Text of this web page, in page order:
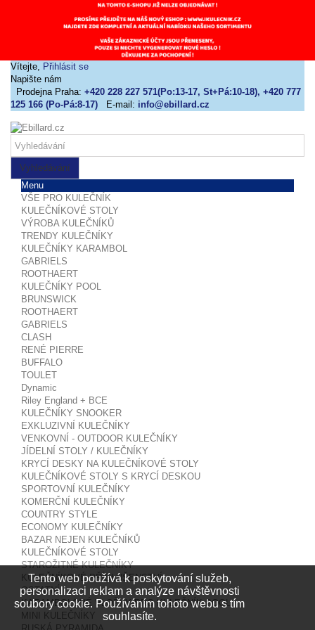
Vítejte, Přihlásit se
Napište nám
Prodejna Praha: +420 228 227 571(Po:13-17, St+Pá:10-18), +420 777
125 166 (Po-Pá:8-17)
E-mail: info@ebillard.cz
Vyhledávání
Menu
VŠE PRO KULEČNÍK
KULEČNÍKOVÉ STOLY
VÝROBA KULEČNÍKŮ
TRENDY KULEČNÍKY
KULEČNÍKY KARAMBOL
GABRIELS
ROOTHAERT
KULEČNÍKY POOL
BRUNSWICK
ROOTHAERT
GABRIELS
CLASH
RENÉ PIERRE
BUFFALO
TOULET
Dynamic
Riley England + BCE
KULEČNÍKY SNOOKER
EXKLUZIVNÍ KULEČNÍKY
VENKOVNÍ - OUTDOOR KULEČNÍKY
JÍDELNÍ STOLY / KULEČNÍKY
KRYCÍ DESKY NA KULEČNÍKOVÉ STOLY
KULEČNÍKOVÉ STOLY S KRYCÍ DESKOU
SPORTOVNÍ KULEČNÍKY
KOMERČNÍ KULEČNÍKY
COUNTRY STYLE
ECONOMY KULEČNÍKY
BAZAR NEJEN KULEČNÍKŮ
KULEČNÍKOVÉ STOLY
STAROŽITNÉ KULEČNÍKY
KULEČNÍKOVÉ PŘÍSLUŠENSTVÍ
OSTATNÍ
KARAMBOLOVÉ VLOŽKY PRO KULEČNÍK POOL
MINI KULEČNÍKY
Tento web používá k poskytování služeb,
personalizaci reklam a analýze návštěvnosti
soubory cookie. Používáním tohoto webu s tím
souhlasíte.